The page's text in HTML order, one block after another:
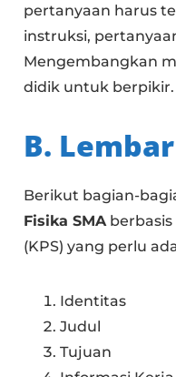
pertanyaan harus
instruksi,
Mengembangkan
didik untuk berpikir.
B.
Berikut bagian-
Fisika SMAberbasis
(KPS) yang perlu
Identitas
Judul
Tujuan